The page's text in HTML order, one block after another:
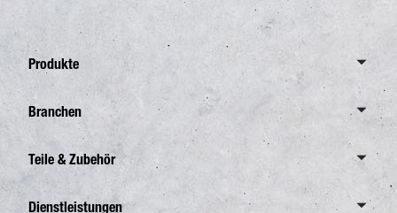
Produkte
Übersicht Canter
7,5 Tonnen
8,55 Tonnen
Branchen
Übersicht Branchen
Teile & Zubehör
Übersicht Teile & Zubehör
Dienstleistungen